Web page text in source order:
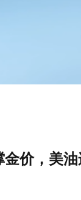
价，美